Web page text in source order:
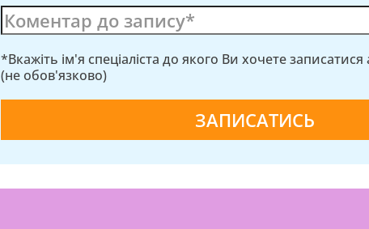
*Вкажіть ім'я спеціаліста до якого Ви хочете
(не обов'язково)